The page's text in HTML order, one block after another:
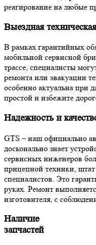
реагирование на любые
Выездная
В рамках гарантийных
мобильной сервисной
трассе, специалисты
ремонта или эвакуации
особенно актуальна при
простой и избежите
Надежность и
GTS – наш официально
досконально знает
сервисных инженеров
прицепной техники,
специалистов. Это
руках. Ремонт
изготовителя, с
Наличие
запчастей